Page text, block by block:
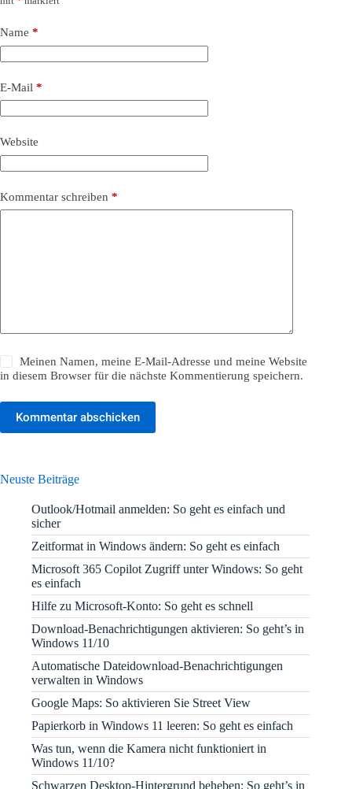
Name *
E-Mail *
Website
Kommentar schreiben *
Meinen Namen, meine E-Mail-Adresse und meine Website
in diesem Browser für die nächste Kommentierung speichern.
Kommentar abschicken
Neuste Beiträge
Outlook/Hotmail anmelden: So geht es einfach und
sicher
Zeitformat in Windows ändern: So geht es einfach
Microsoft 365 Copilot Zugriff unter Windows: So geht
es einfach
Hilfe zu Microsoft-Konto: So geht es schnell
Download-Benachrichtigungen aktivieren: So geht’s in
Windows 11/10
Automatische Dateidownload-Benachrichtigungen
verwalten in Windows
Google Maps: So aktivieren Sie Street View
Papierkorb in Windows 11 leeren: So geht es einfach
Was tun, wenn die Kamera nicht funktioniert in
Windows 11/10?
Schwarzen Desktop-Hintergrund beheben: So geht’s in